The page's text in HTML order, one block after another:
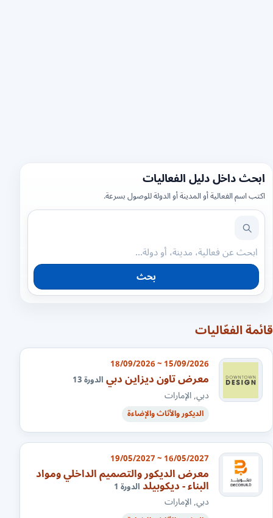
ابحث داخل دليل الفعاليات
اكتب اسم الفعالية أو المدينة أو الدولة للوصول بسرعة.
بحث
قائمة الفعّاليات
15/09/2026 ~ 18/09/2026
معرض تاون ديزاين دبيالدورة 13
دبي, الإمارات
الديكور والأثاث والإضاءة
16/05/2027 ~ 19/05/2027
معرض الديكور والتصميم الداخلي ومواد
البناء - ديكوبيلدالدورة 1
دبي, الإمارات